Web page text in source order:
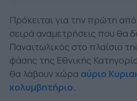
Πρόκειται για την πρώτη από
σειρά αναμετρήσεις που θα
Παναιτωλικός στο πλαίσιο
φάσης της Εθνικής
θα λάβουν χώρα αύριο
κολυμβητήριο.